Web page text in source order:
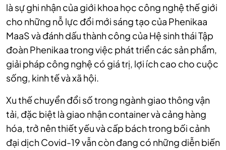
là sự ghi nhận của giới khoa học công nghệ thế giới
cho những nỗ lực đổi mới sáng tạo của Phenikaa
MaaS và đánh dấu thành công của Hệ sinh thái Tập
đoàn Phenikaa trong việc phát triển các sản phẩm,
giải pháp công nghệ có giá trị, lợi ích cao cho cuộc
sống, kinh tế và xã hội.
Xu thế chuyển đổi số trong ngành giao thông vận
tải, đặc biệt là giao nhận container và cảng hàng
hóa, trở nên thiết yếu và cấp bách trong bối cảnh
đại dịch Covid-19 vẫn còn đang có những diễn biến